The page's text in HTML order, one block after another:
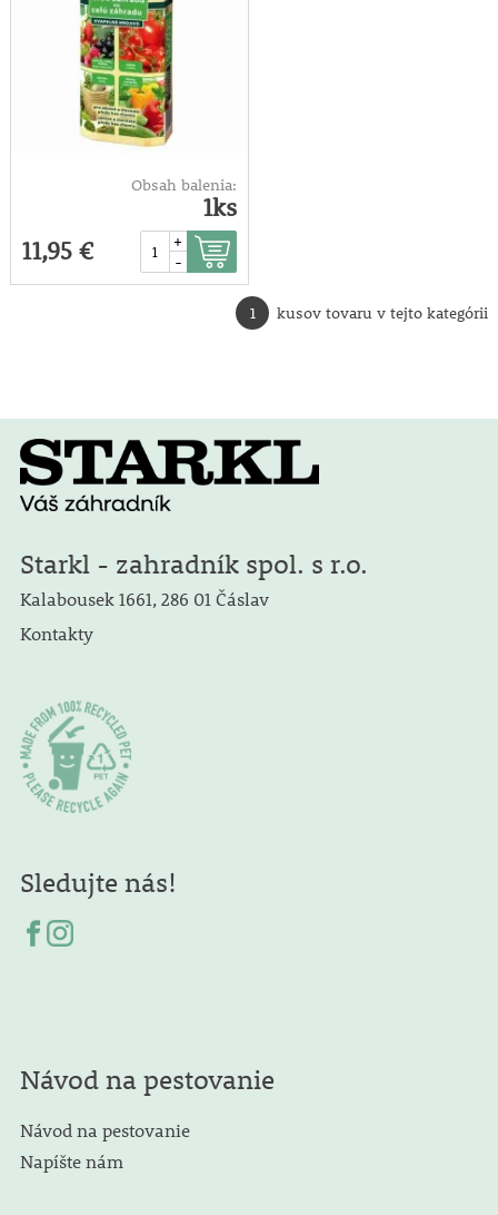
Obsah balenia:
1ks
11,95 €
+
-
1 kusov tovaru v tejto kategórii
Starkl - zahradník spol. s r.o.
Kalabousek 1661, 286 01 Čáslav
Kontakty
Sledujte nás!
Návod na pestovanie
Návod na pestovanie
Napíšte nám